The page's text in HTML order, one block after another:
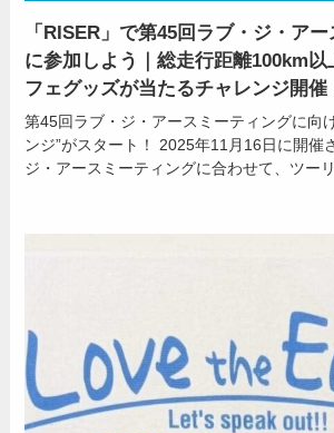
「RISER」で第45回ラブ・ジ・ア
に参加しよう｜総走行距離100km以
フェグッズが当たるチャレンジ開催
第45回ラブ・ジ・アースミーティングに向
ンジ”がスタート！ 2025年11月16日に開催
ジ・アースミーティングに合わせて、ツーリ